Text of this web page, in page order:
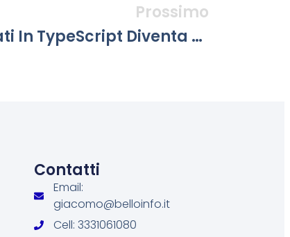
Prossimo
Zod: La Validazione Dati In TypeScript Diventa Elegante E Sicura
Contatti
Email:
giacomo@belloinfo.it
Cell: 3331061080